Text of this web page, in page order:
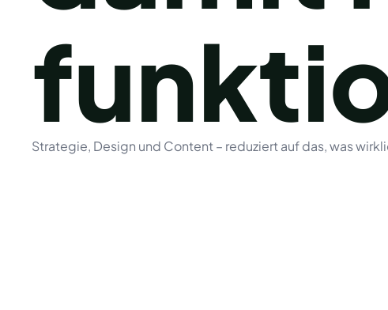
Strategie, Design und Content – reduziert auf das, was